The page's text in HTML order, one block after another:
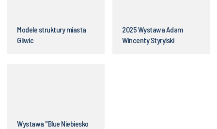
Modele struktury miasta
Gliwic
2025 Wystawa Adam
Wincenty Styrylski
Wystawa "Blue Niebiesko